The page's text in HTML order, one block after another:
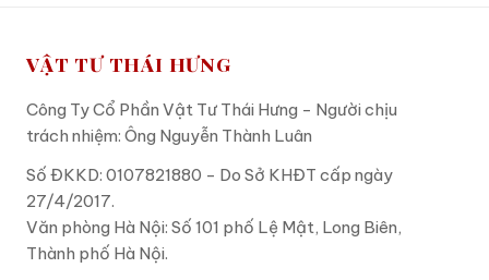
VẬT TƯ THÁI HƯNG
Công Ty Cổ Phần Vật Tư Thái Hưng - Người chịu
trách nhiệm: Ông Nguyễn Thành Luân
Số ĐKKD: 0107821880 - Do Sở KHĐT cấp ngày
27/4/2017.
Văn phòng Hà Nội: Số 101 phố Lệ Mật, Long Biên,
Thành phố Hà Nội.